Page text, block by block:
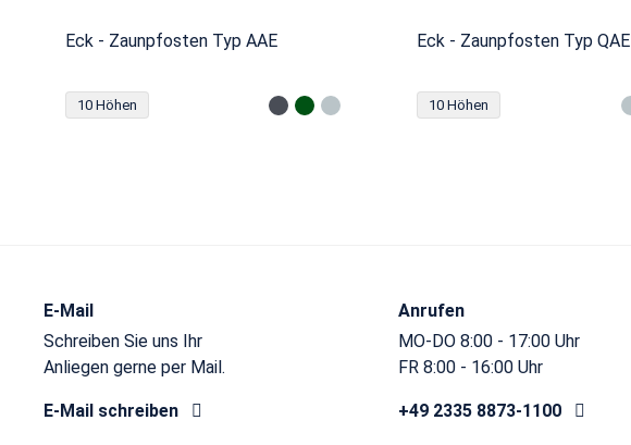
Eck - Zaunpfosten Typ AAE
10 Höhen
Eck - Zaunpfosten Typ QAE
10 Höhen
E-Mail
Schreiben Sie uns Ihr
Anliegen gerne per Mail.
E-Mail schreiben
Anrufen
MO-DO 8:00 - 17:00 Uhr
FR 8:00 - 16:00 Uhr
+49 2335 8873-1100